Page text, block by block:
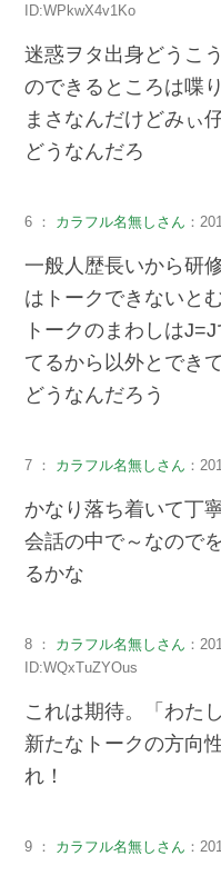
ID:WPkwX4v1Ko
迷惑ヲタ出身どうこ
のできるところは喋
まさなんだけどみぃ
どうなんだろ
6 ： カラフル名無しさん ：
一般人歴長いから研
はトークできないと
トークのまわしは
てるから以外とでき
どうなんだろう
7 ： カラフル名無しさん ：
かなり落ち着いて丁
会話の中で～なので
るかな
8 ： カラフル名無しさん ：
ID:WQxTuZYOus
これは期待。「わた
新たなトークの方向
れ！
9 ： カラフル名無しさん ：